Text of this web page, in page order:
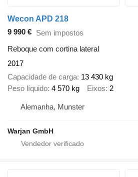
Wecon APD 218
9 990 € Sem impostos
Reboque com cortina lateral
2017
Capacidade de carga 13 430 kg
Peso líquido 4 570 kg Eixos 2
Alemanha, Munster
Warjan GmbH